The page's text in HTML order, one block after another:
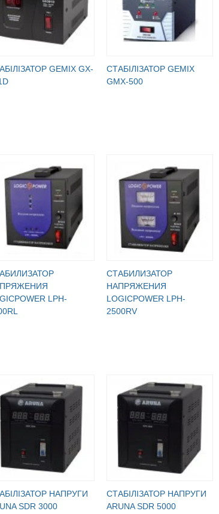
GEMIX GX-
СТАБІЛІЗАТОР GEMIX
GMX-500
LPH-
СТАБИЛИЗАТОР
НАПРЯЖЕНИЯ
LOGICPOWER LPH-
2500RV
НАПРУГИ
SDR 3000
CТАБІЛІЗАТОР НАПРУГИ
ARUNA SDR 5000